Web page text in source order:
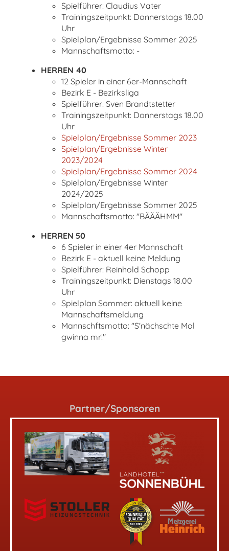
Spielführer: Claudius Vater
Trainingszeitpunkt: Donnerstags 18.00
Uhr
Spielplan/Ergebnisse Sommer 2025
Mannschaftsmotto: -
HERREN 40
12 Spieler in einer 6er-Mannschaft
Bezirk E - Bezirksliga
Spielführer: Sven Brandtstetter
Trainingszeitpunkt: Donnerstags 18.00
Uhr
Spielplan/Ergebnisse Sommer 2023
Spielplan/Ergebnisse Winter
2023/2024
Spielplan/Ergebnisse Sommer 2024
Spielplan/Ergebnisse Winter
2024/2025
Spielplan/Ergebnisse Sommer 2025
Mannschaftsmotto: "BÄÄÄHMM"
HERREN 50
6 Spieler in einer 4er Mannschaft
Bezirk E - aktuell keine Meldung
Spielführer: Reinhold Schopp
Trainingszeitpunkt: Dienstags 18.00
Uhr
Spielplan Sommer: aktuell keine
Mannschaftsmeldung
Mannschftsmotto: "S'nächschte Mol
gwinna mr!"
Partner/Sponsoren